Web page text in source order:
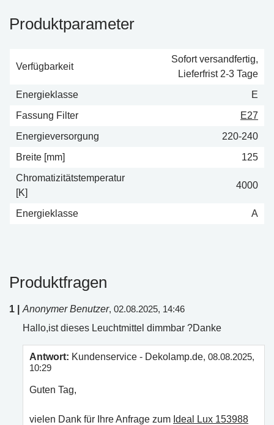
Produktparameter
Verfügbarkeit
Sofort versandfertig,
Lieferfrist 2-3 Tage
Energieklasse
E
Fassung Filter
E27
Energieversorgung
220-240
Breite [mm]
125
Chromatizitätstemperatur
[K]
4000
Energieklasse A
Produktfragen
1 | Anonymer Benutzer, 02.08.2025, 14:46
Hallo,ist dieses Leuchtmittel dimmbar ?Danke
Antwort: Kundenservice - Dekolamp.de, 08.08.2025,
10:29
Guten Tag,
vielen Dank für Ihre Anfrage zum Ideal Lux 153988